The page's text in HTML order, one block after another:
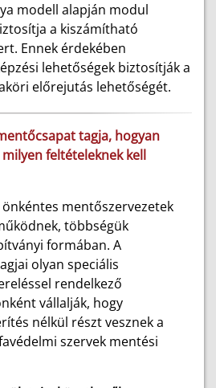
modell alapján modul
a kiszámítható
Ennek érdekében
lehetőségek biztosítják a
előrejutás lehetőségét.
tagja, hogyan
feltételeknek kell
mentőszervezetek
többségük
formában. A
olyan speciális
rendelkező
vállalják, hogy
nélkül részt vesznek a
szervek mentési